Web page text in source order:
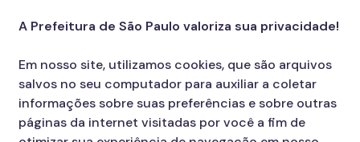
LinkedIn da Prefeitura de São Paulo
TikTok da Prefeitura de São Paulo
YouTube da Prefeitura de São Paulo
X da Prefeitura de São Paulo
Instagram da Prefeitura de São Paulo
Facebook da Prefeitura de São Paulo
Diário Oficial
A Prefeitura de São Paulo valoriza sua privacidade!
Em nosso site, utilizamos cookies, que são arquivos
salvos no seu computador para auxiliar a coletar
informações sobre suas preferências e sobre outras
páginas da internet visitadas por você a fim de